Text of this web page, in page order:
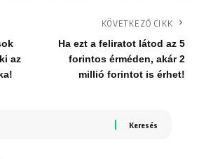
az
KÖVETKEZŐ CIKK
Ha ezt a feliratot látod az 5
forintos érméden, akár 2
millió forintot is érhet!